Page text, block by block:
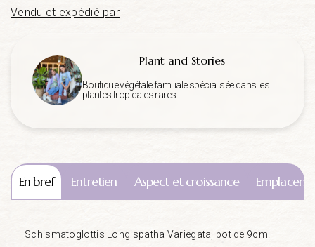
Vendu et expédié par
Plant and Stories
Boutique végétale familiale spécialisée dans les
plantes tropicales rares
En bref Entretien Aspect et croissance
Schismatoglottis Longispatha Variegata, pot de 9cm.